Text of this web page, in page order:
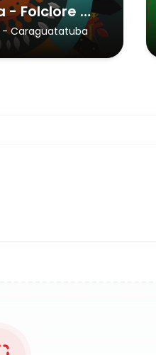
Caraguatatuba - Folclore em Festa 2026
- Caraguatatuba